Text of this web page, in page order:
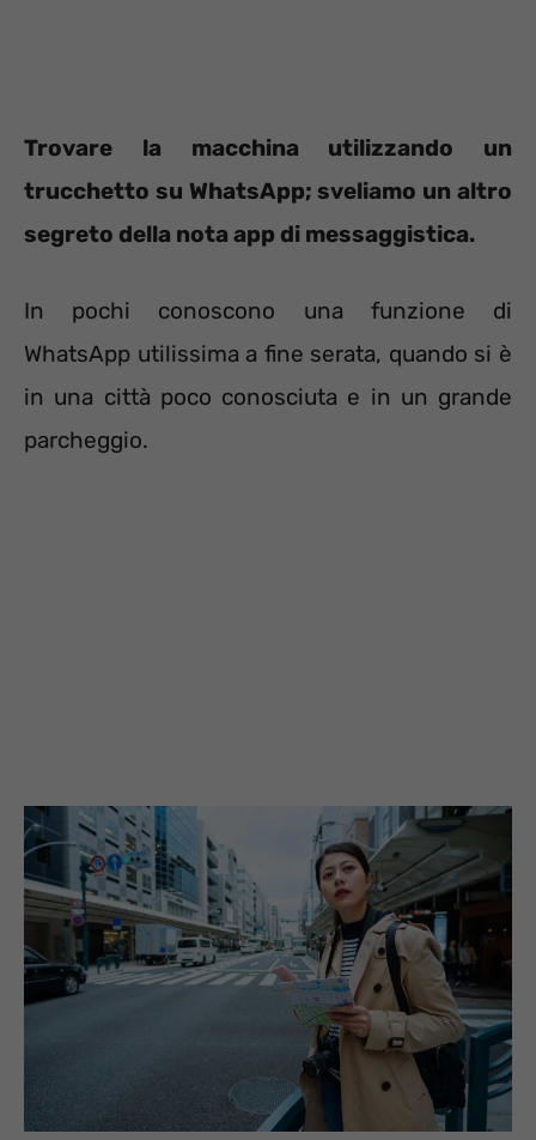
Trovare la macchina utilizzando un
trucchetto su WhatsApp; sveliamo un altro
segreto della nota app di messaggistica.
In pochi conoscono una funzione di
WhatsApp utilissima a fine serata, quando si è
in una città poco conosciuta e in un grande
parcheggio.